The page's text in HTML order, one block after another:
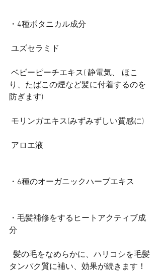
・4種ボタニカル成分
ユズセラミド
り、たばこの煙など髪に付着するのを
防ぎます)
モリンガエキス(みずみずしい質感に)
アロエ液
・6種のオーガニックハーブエキス
・毛髪補修をするヒートアクティブ成
分
タンパク質に補い、効果が続きます！